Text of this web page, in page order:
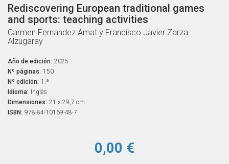
Rediscovering European traditional games
and sports: teaching activities
Carmen Fernandez Amat y Francisco Javier Zarza
Alzugaray
Año de edición: 2025
Nº páginas: 150
Nº edición: 1.ª
Idioma:
Inglés
Dimensiones: 21 x 29,7 cm
ISBN: 978-84-10169-48-7
0,00 €